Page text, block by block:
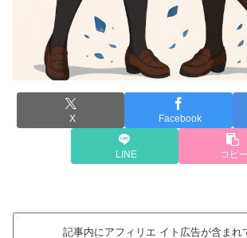
X Facebook
LINE コピー
記事内にアフィリエ イト広告が含まれ